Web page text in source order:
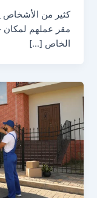
كثير من الأشخاص
مقر عملهم لمكان
الخاص […]